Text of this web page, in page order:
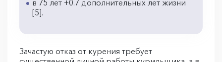
в 75 лет +0.7 дополнительных лет жизни
[5].
Зачастую отказ от курения требует